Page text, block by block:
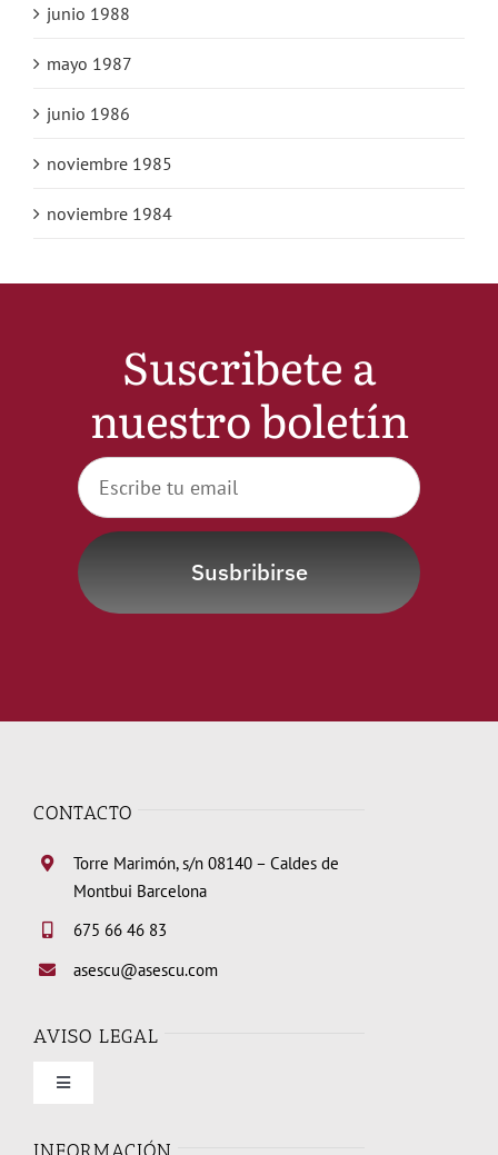
junio 1988
mayo 1987
junio 1986
noviembre 1985
noviembre 1984
Suscribete a
nuestro boletín
Susbribirse
CONTACTO
Torre Marimón, s/n 08140 – Caldes de
Montbui Barcelona
675 66 46 83
asescu@asescu.com
AVISO LEGAL
Toggle
Condiciones de uso
INFORMACIÓN